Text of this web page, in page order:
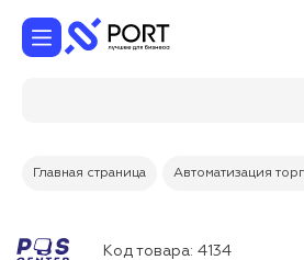
Главная страница Автоматизация
Код товара: 4134